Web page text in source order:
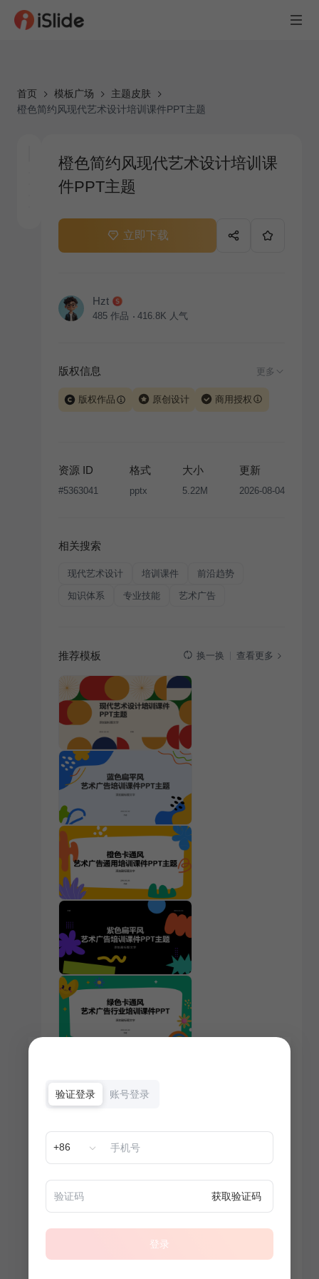
首页 模板广场
主题皮肤
橙色简约风现代艺术设计培训课件PPT主题
橙色简约风现代艺术设计培训课
件PPT主题
立即下载
Hzt
485 作品 416.8K 人气
版权信息 更多
版权作品 原创设计 商用授权
版权声明
条款，禁止任何形式的转让、出售或出租，未
经投权许可任何人不得擅自转载和分发，否则将接照我
资源 ID
#5363041
格式
pptx
大小
5.22M
更新
2026-08-04
相关搜索
现代艺术设计 培训课件 前沿趋势
知识体系 专业技能 艺术广告
推荐模板 换一换 查看更多
验证登录 账号登录
+86
获取验证码
登录